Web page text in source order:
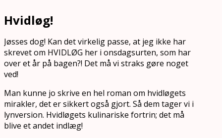
Hvidløg!
Jøsses dog! Kan det virkelig passe, at jeg ikke har
skrevet om HVIDLØG her i onsdagsurten, som har
over et år på bagen?! Det må vi straks gøre noget
ved!
Man kunne jo skrive en hel roman om hvidløgets
mirakler, det er sikkert også gjort. Så dem tager vi i
lynversion. Hvidløgets kulinariske fortrin; det må
blive et andet indlæg!